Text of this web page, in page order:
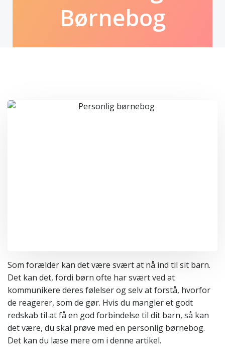
Børnebog
Som forælder kan det være svært at nå ind til sit barn.
Det kan det, fordi børn ofte har svært ved at
kommunikere deres følelser og selv at forstå, hvorfor
de reagerer, som de gør. Hvis du mangler et godt
redskab til at få en god forbindelse til dit barn, så kan
det være, du skal prøve med en personlig børnebog.
Det kan du læse mere om i denne artikel.